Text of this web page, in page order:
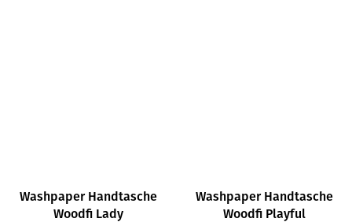
Washpaper Handtasche
Woodfi Lady
Washpaper Handtasche
Woodfi Playful